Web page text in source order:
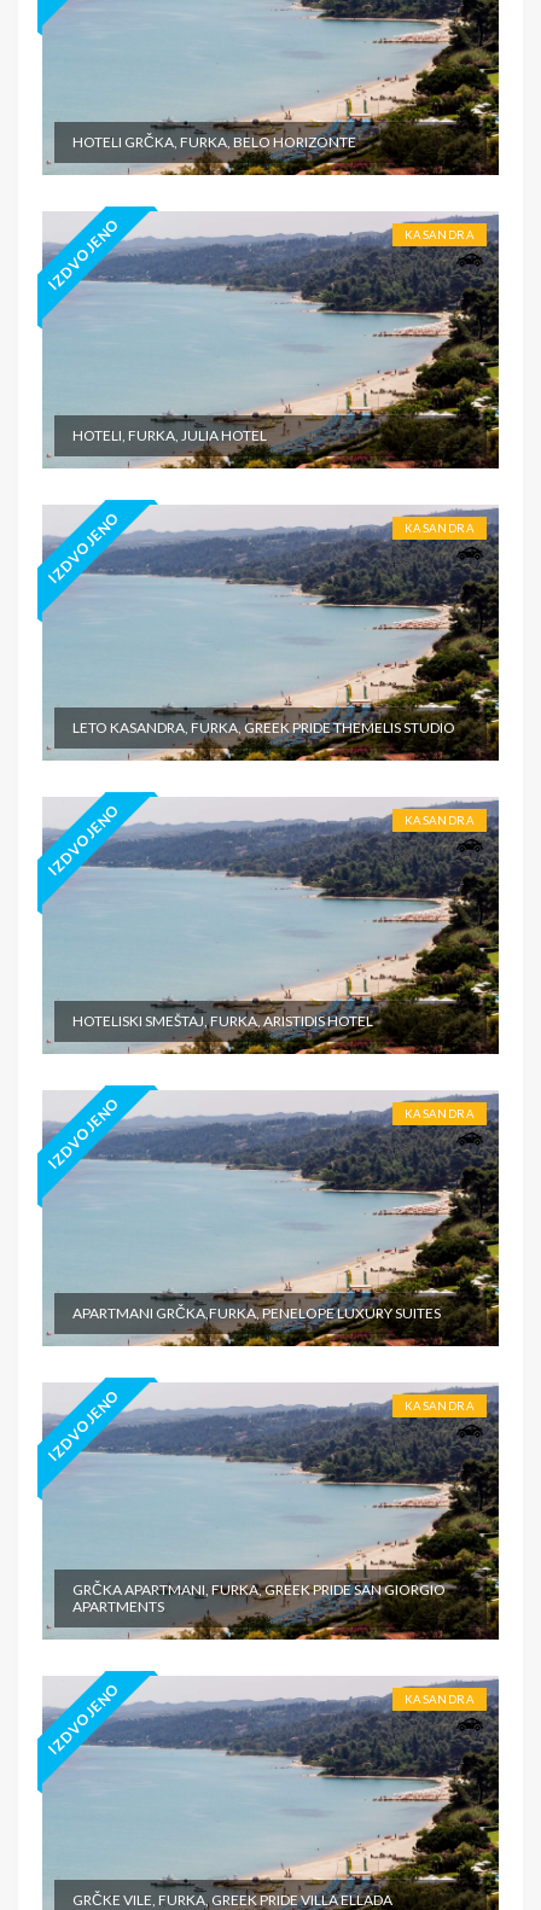
HOTELI GRČKA, FURKA, BELO HORIZONTE
IZDVOJENO KASANDRA
HOTELI, FURKA, JULIA HOTEL
IZDVOJENO KASANDRA
LETO KASANDRA, FURKA, GREEK PRIDE THEMELIS STUDIO
IZDVOJENO KASANDRA
HOTELISKI SMEŠTAJ, FURKA, ARISTIDIS HOTEL
IZDVOJENO KASANDRA
APARTMANI GRČKA,FURKA, PENELOPE LUXURY SUITES
IZDVOJENO KASANDRA
GRČKA APARTMANI, FURKA, GREEK PRIDE SAN GIORGIO
APARTMENTS
IZDVOJENO KASANDRA
GRČKE VILE, FURKA, GREEK PRIDE VILLA ELLADA